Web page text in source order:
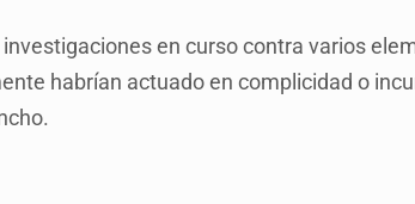
en curso contra varios
habrían actuado en complicidad o